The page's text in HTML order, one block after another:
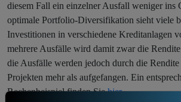
diesem Fall ein einzelner Ausfall weniger ins
optimale Portfolio-Diversifikation sieht viele
Investitionen in verschiedene Kreditanlagen
mehrere Ausfälle wird damit zwar die
die Ausfälle werden jedoch durch die Rendite
Projekten mehr als aufgefangen. Ein
Rechenbeispiel finden Siehier.